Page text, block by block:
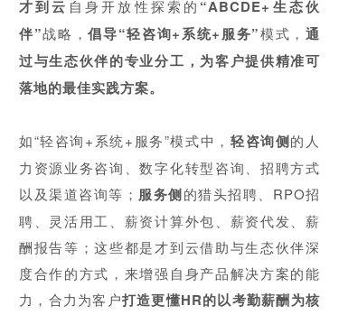
才到云 自身开放性探索的 “ABCDE+生态伙
伴”战略，倡导“轻咨询+系统+服务”模式，通
过与生态伙伴的专业分工，为客户提供精准可
落地的最佳实践方案。
如“轻咨询+系统+服务”模式中， 轻咨询侧的人
力资源业务咨询、数字化转型咨询、招聘方式
以及渠道咨询等； 服务侧的猎头招聘、RPO招
聘、灵活用工、薪资计算外包、薪资代发、薪
酬报告等；这些都是才到云借助与生态伙伴深
度合作的方式，来增强自身产品解决方案的能
力，合力为客户打造更懂HR的以考勤薪酬为核